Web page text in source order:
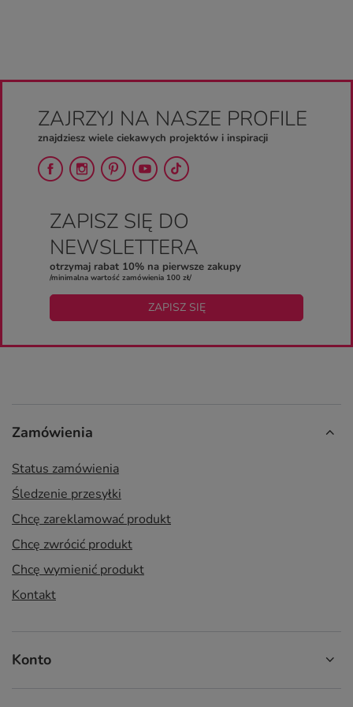
ZAJRZYJ NA NASZE PROFILE
znajdziesz wiele ciekawych projektów i inspiracji
ZAPISZ SIĘ DO
NEWSLETTERA
otrzymaj rabat 10% na pierwsze zakupy
/minimalna wartość zamówienia 100 zł/
ZAPISZ SIĘ
Zamówienia
Status zamówienia
Śledzenie przesyłki
Chcę zareklamować produkt
Chcę zwrócić produkt
Chcę wymienić produkt
Kontakt
Konto